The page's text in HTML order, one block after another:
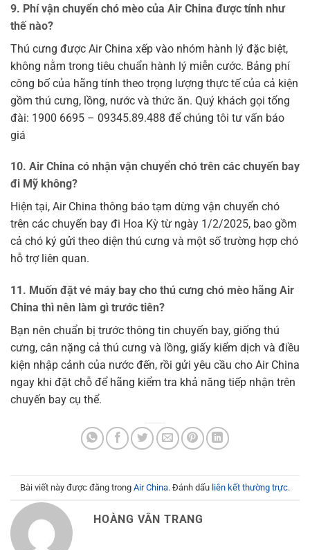
9. Phí vận chuyển chó mèo của Air China được tính như
thế nào?
Thú cưng được Air China xếp vào nhóm hành lý đặc biệt,
không nằm trong tiêu chuẩn hành lý miễn cước. Bảng phí
công bố của hãng tính theo trọng lượng thực tế của cả kiện
gồm thú cưng, lồng, nước và thức ăn. Quý khách gọi tổng
đài: 1900 6695 – 09345.89.488 để chúng tôi tư vấn báo
giá
10. Air China có nhận vận chuyển chó trên các chuyến bay
đi Mỹ không?
Hiện tại, Air China thông báo tạm dừng vận chuyển chó
trên các chuyến bay đi Hoa Kỳ từ ngày 1/2/2025, bao gồm
cả chó ký gửi theo diện thú cưng và một số trường hợp chó
hỗ trợ liên quan.
11. Muốn đặt vé máy bay cho thú cưng chó mèo hãng Air
China thì nên làm gì trước tiên?
Bạn nên chuẩn bị trước thông tin chuyến bay, giống thú
cưng, cân nặng cả thú cưng và lồng, giấy kiểm dịch và điều
kiện nhập cảnh của nước đến, rồi gửi yêu cầu cho Air China
ngay khi đặt chỗ để hãng kiểm tra khả năng tiếp nhận trên
chuyến bay cụ thể.
Bài viết này được đăng trong Air China. Đánh dấu liên kết thường trực.
HOÀNG VÂN TRANG